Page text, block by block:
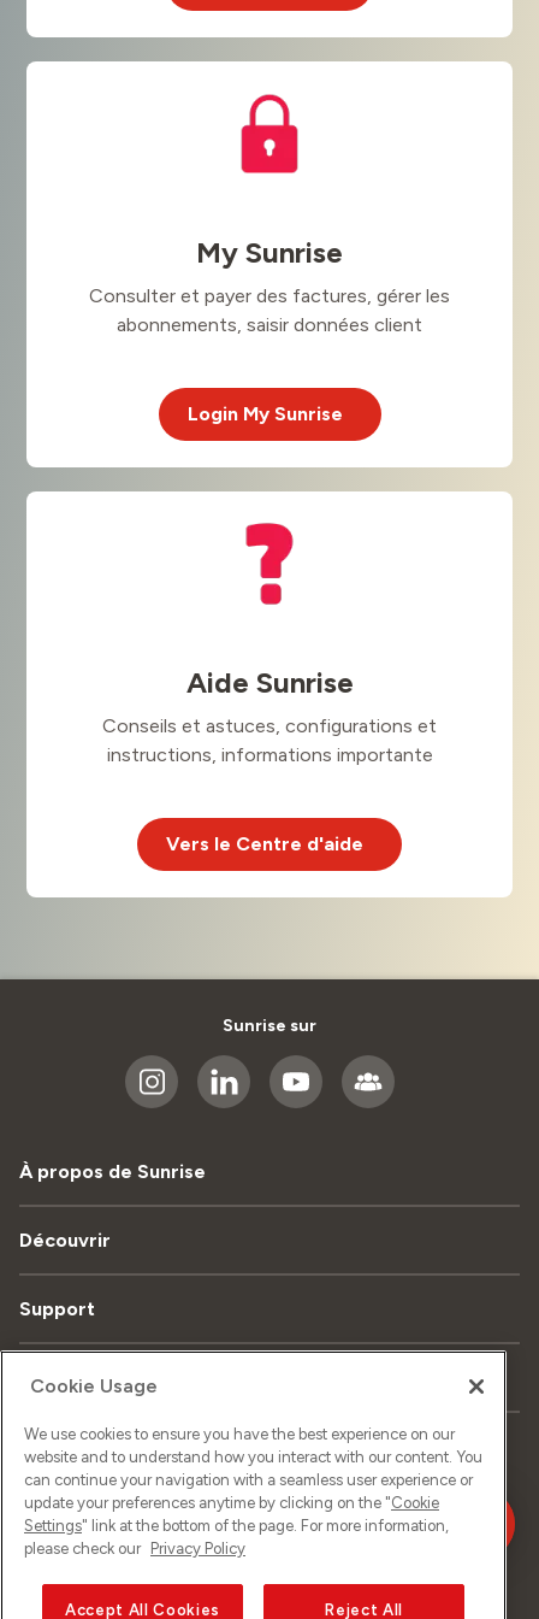
My Sunrise
Consulter et payer des factures, gérer les
abonnements, saisir données client
Login My Sunrise
Aide Sunrise
Conseils et astuces, configurations et
instructions, informations importante
Vers le Centre d'aide
Sunrise sur
À propos de Sunrise
Découvrir
Support
Contact
Plan du site Protection de données
Mentions légales
Cookie Usage
We use cookies to ensure you have the best experience on our
website and to understand how you interact with our content. You
can continue your navigation with a seamless user experience or
update your preferences anytime by clicking on the "Cookie
Settings" link at the bottom of the page. For more information,
please check our Privacy Policy
Accept All Cookies Reject All